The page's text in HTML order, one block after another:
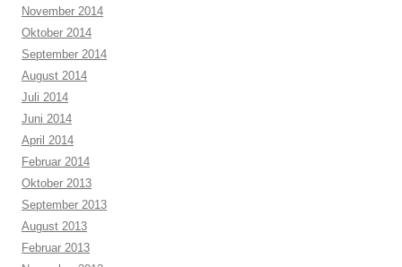
November 2014
Oktober 2014
September 2014
August 2014
Juli 2014
Juni 2014
April 2014
Februar 2014
Oktober 2013
September 2013
August 2013
Februar 2013